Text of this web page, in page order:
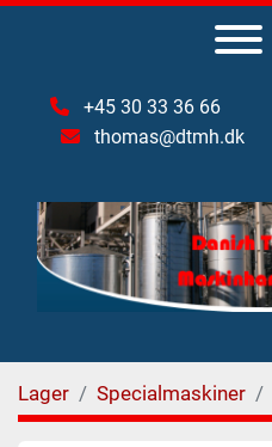
+45 30 33 36 66
thomas@dtmh.dk
Lager Specialmaskiner